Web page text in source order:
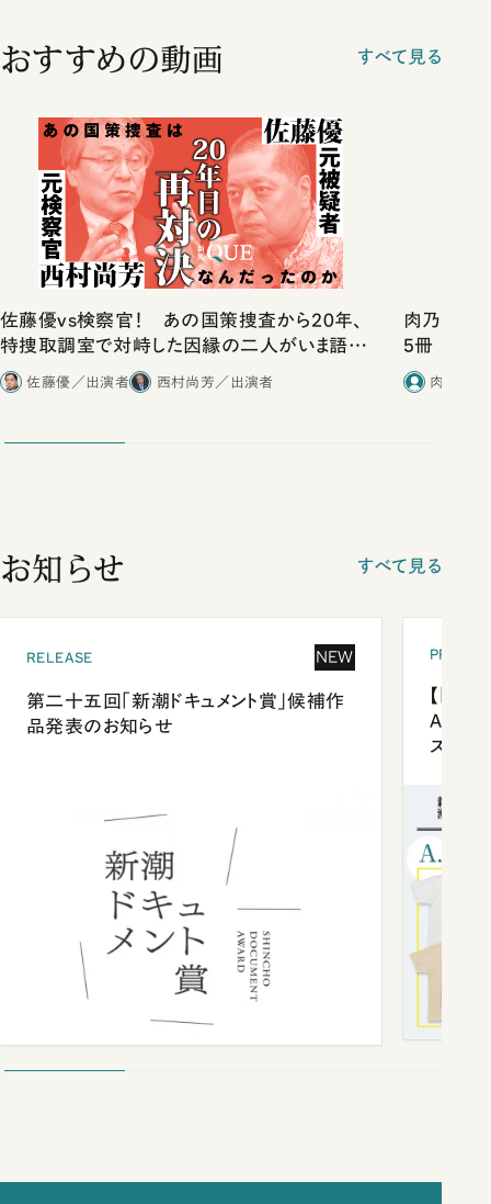
おすすめの動画 すべて見る
佐藤優vs検察官！ あの国策捜査から20年、
特捜取調室で対峙した因縁の二人がいま語り
合ったこと
佐藤優／出演者 西村尚芳／出演者
肉乃小路
5冊
肉乃小路
お知らせ すべて見る
RELEASE NEW
第二十五回「新潮ドキュメント賞」候補作
品発表のお知らせ
【「新
ズプレ